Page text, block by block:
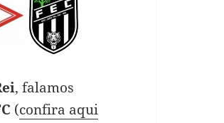
, falamos
(confira aqui